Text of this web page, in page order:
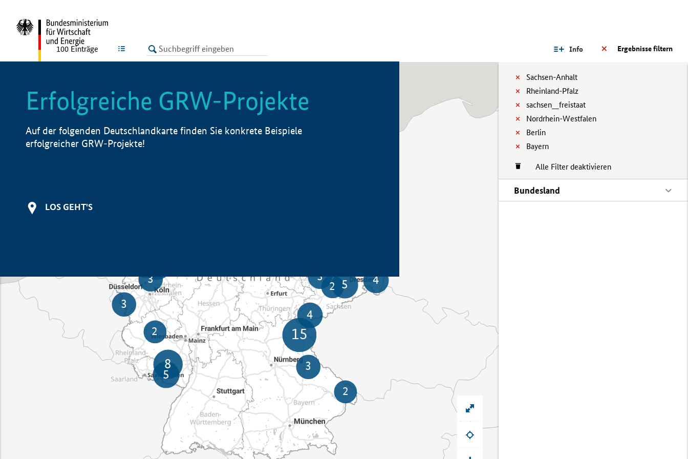
LISTE Ergebnisse filtern
Info
Sachsen-Anhalt
Rheinland-Pfalz
sachsen__freistaat
Nordrhein-Westfalen
Berlin
Bayern
Alle Filter deaktivieren
Bundesland
100 Einträge
Erfolgreiche GRW-Projekte
Auf der folgenden Deutschlandkarte finden Sie konkrete Beispiele
erfolgreicher GRW-Projekte!
LOS GEHT'S